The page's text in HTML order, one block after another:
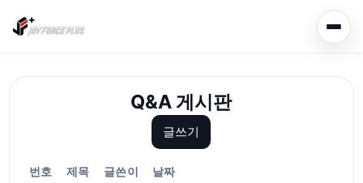
Q&A 게시판
글쓰기
번호 제목 글쓴이 날짜